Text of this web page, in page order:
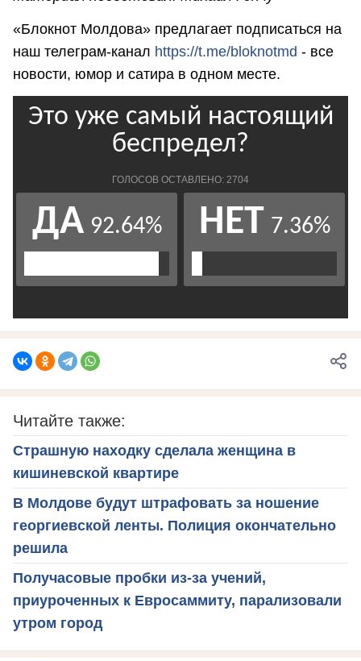
«Блокнот Молдова» предлагает подписаться на
наш телеграм-канал https://t.me/bloknotmd - все
новости, юмор и сатира в одном месте.
Читайте также:
Страшную находку сделала женщина в
кишиневской квартире
В Молдове будут штрафовать за ношение
георгиевской ленты. Полиция окончательно
решила
Получасовые пробки из-за учений,
приуроченных к Евросаммиту, парализовали
утром город